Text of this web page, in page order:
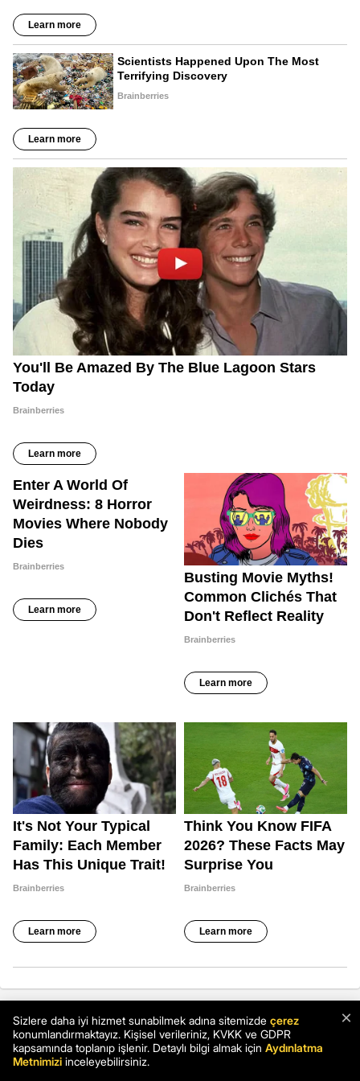
×
Sizlere daha iyi hizmet sunabilmek adına sitemizde çerez
konumlandırmaktayız. Kişisel verileriniz, KVKK ve GDPR
kapsamında toplanıp işlenir. Detaylı bilgi almak için Aydınlatma
Metnimizi inceleyebilirsiniz.